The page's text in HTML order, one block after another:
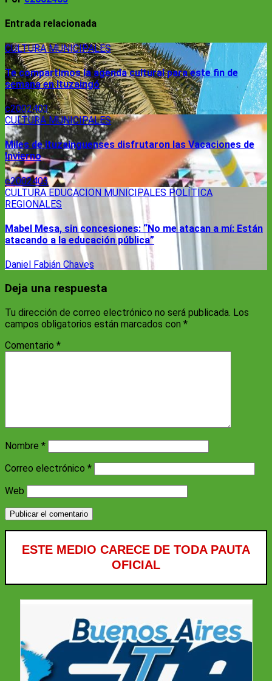
Entrada relacionada
CULTURAMUNICIPALES
Te compartimos la agenda cultural para este fin de
semana en Ituzaingó
c2002403
CULTURA MUNICIPALES
Miles de ituzainguenses disfrutaron las Vacaciones de
Invierno
c2002403
CULTURA EDUCACION MUNICIPALES POLÍTICA
REGIONALES
Mabel Mesa, sin concesiones: “No me atacan a mí: Están
atacando a la educación pública”
Daniel Fabián Chaves
Deja una respuesta
Tu dirección de correo electrónico no será publicada. Los
campos obligatorios están marcados con *
Comentario *
Nombre *
Correo electrónico *
Web
ESTE MEDIO CARECE DE TODA PAUTA
OFICIAL